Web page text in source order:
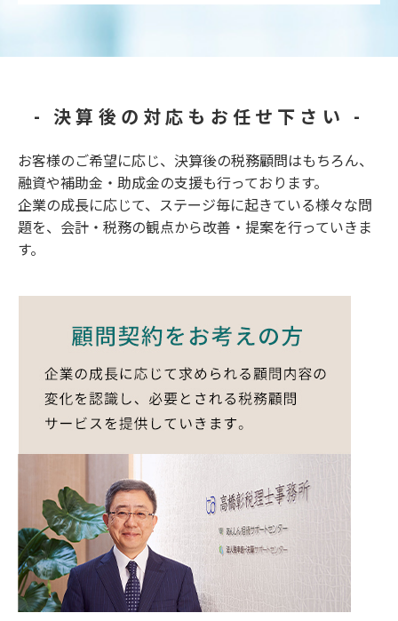
- 決算後の対応もお任せ下さい -
お客様のご希望に応じ、決算後の税務顧問はもちろん、
融資や補助金・助成金の支援も行っております。
企業の成長に応じて、ステージ毎に起きている様々な問
題を、会計・税務の観点から改善・提案を行っていきま
す。